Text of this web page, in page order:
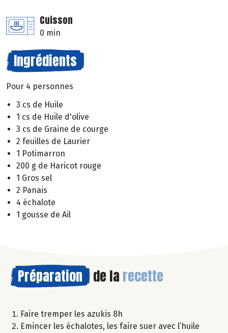
Cuisson
0 min
Ingrédients
Pour 4 personnes
3 cs de Huile
1 cs de Huile d'olive
3 cs de Graine de courge
2 feuilles de Laurier
1 Potimarron
200 g de Haricot rouge
1 Gros sel
2 Panais
4 échalote
1 gousse de Ail
Préparation de la recette
Faire tremper les azukis 8h
Emincer les échalotes, les faire suer avec l’huile